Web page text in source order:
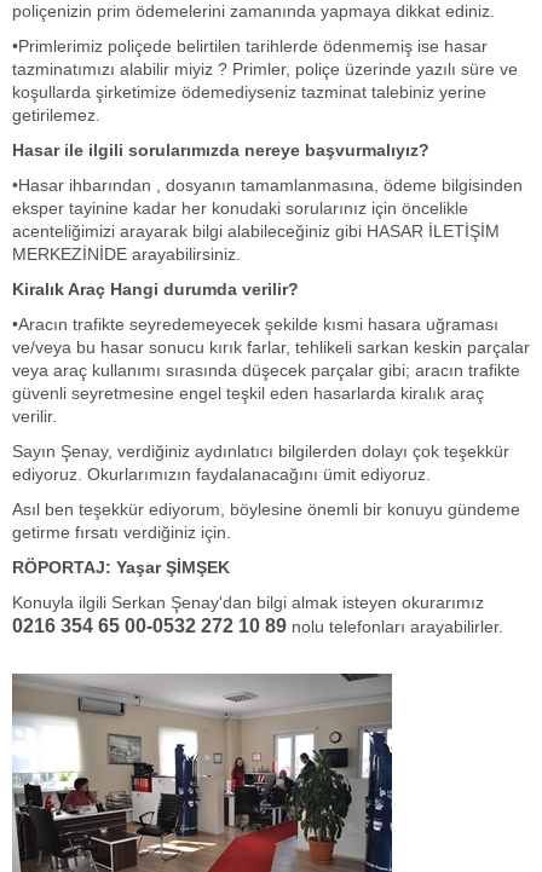
poliçenizin prim ödemelerini zamanında yapmaya dikkat ediniz.
•Primlerimiz poliçede belirtilen tarihlerde ödenmemiş ise hasar
tazminatımızı alabilir miyiz ? Primler, poliçe üzerinde yazılı süre ve
koşullarda şirketimize ödemediyseniz tazminat talebiniz yerine
getirilemez.
Hasar ile ilgili sorularımızda nereye başvurmalıyız?
•Hasar ihbarından , dosyanın tamamlanmasına, ödeme bilgisinden
eksper tayinine kadar her konudaki sorularınız için öncelikle
acenteliğimizi arayarak bilgi alabileceğiniz gibi HASAR İLETİŞİM
MERKEZİNİDE arayabilirsiniz.
Kiralık Araç Hangi durumda verilir?
•Aracın trafikte seyredemeyecek şekilde kısmi hasara uğraması
ve/veya bu hasar sonucu kırık farlar, tehlikeli sarkan keskin parçalar
veya araç kullanımı sırasında düşecek parçalar gibi; aracın trafikte
güvenli seyretmesine engel teşkil eden hasarlarda kiralık araç
verilir.
Sayın Şenay, verdiğiniz aydınlatıcı bilgilerden dolayı çok teşekkür
ediyoruz. Okurlarımızın faydalanacağını ümit ediyoruz.
Asıl ben teşekkür ediyorum, böylesine önemli bir konuyu gündeme
getirme fırsatı verdiğiniz için.
RÖPORTAJ: Yaşar ŞİMŞEK
Konuyla ilgili Serkan Şenay'dan bilgi almak isteyen okurarımız
0216 354 65 00-0532 272 10 89 nolu telefonları arayabilirler.